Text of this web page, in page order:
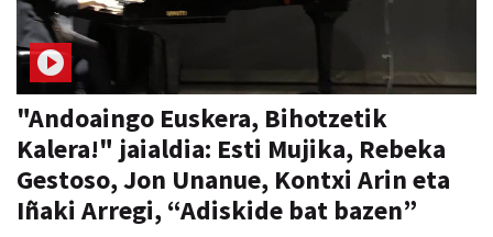
"Andoaingo Euskera, Bihotzetik
Kalera!" jaialdia: Esti Mujika, Rebeka
Gestoso, Jon Unanue, Kontxi Arin eta
Iñaki Arregi, “Adiskide bat bazen”